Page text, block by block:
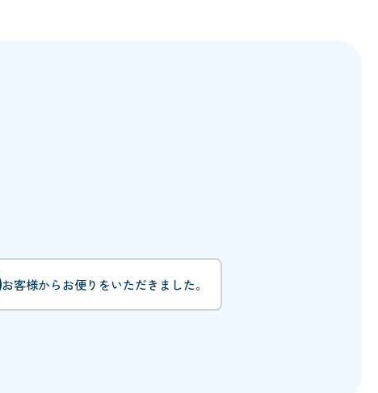
お客様からお便りをいただきました。